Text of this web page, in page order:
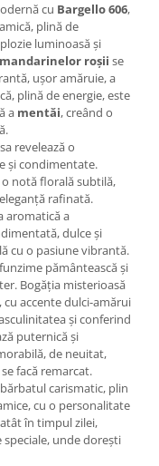
cu Bargello 606,
plină de
luminoasă și
mandarinelor roșii se
ușor amăruie, a
plină de energie, este
a mentăi, creând o
revelează o
și condimentate.
notă florală subtilă,
rafinată.
aromatică a
dulce și
cu o pasiune vibrantă.
pământească și
Bogăția misterioasă
accente dulci-amărui
și conferind
puternică și
de neuitat,
facă remarcat.
carismatic, plin
cu o personalitate
în timpul zilei,
speciale, unde dorești